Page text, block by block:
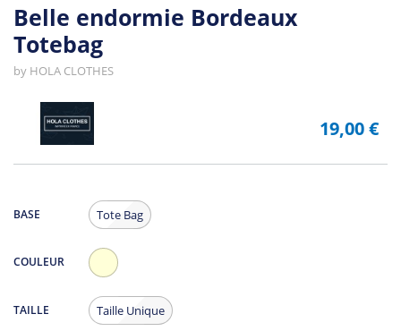
Belle endormie Bordeaux
Totebag
by HOLA CLOTHES
19,00 €
BASE Tote Bag
COULEUR
TAILLE Taille Unique